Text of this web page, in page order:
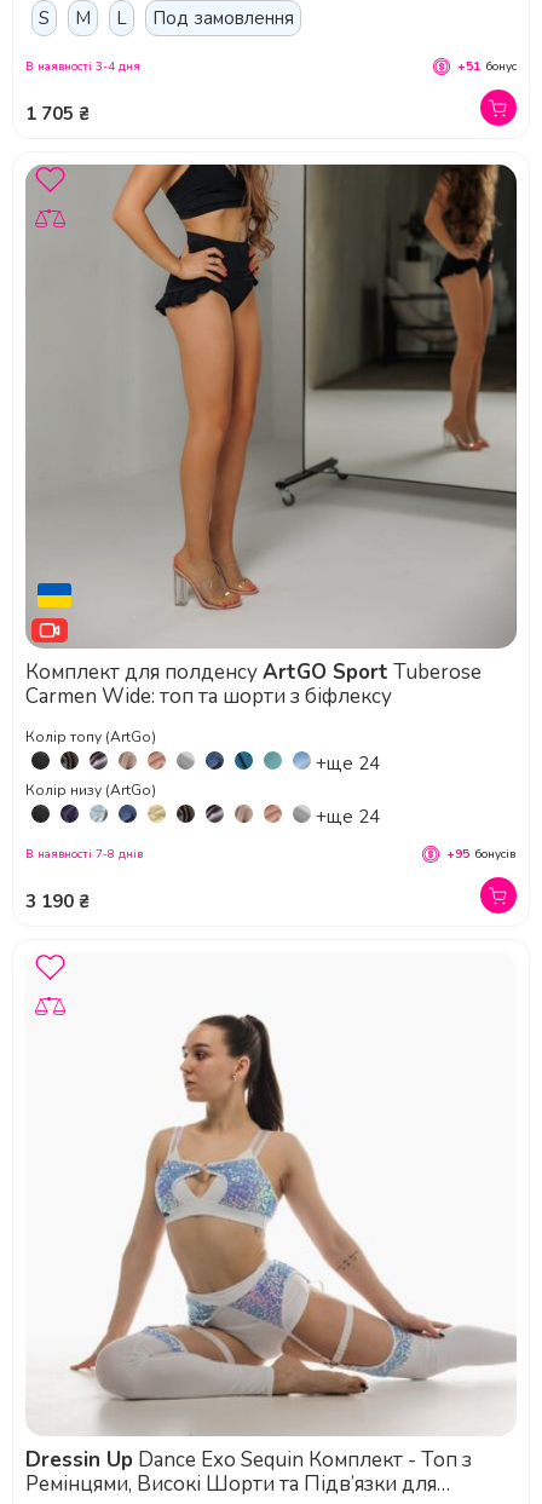
S M L Под замовлення
1 705 ₴
В наявності 3-4 дня +51 бонус
Комплект для полденсуArtGO Sport Tuberose
Carmen Wide: топ та шорти з біфлексу
Колір топу (ArtGo)
+ще 24
Колір низу (ArtGo)
+ще 24
3 190 ₴
В наявності 7-8 днів +95 бонусів
Dressin Up
Ремінцями, Високі Шорти та Підв’язки для